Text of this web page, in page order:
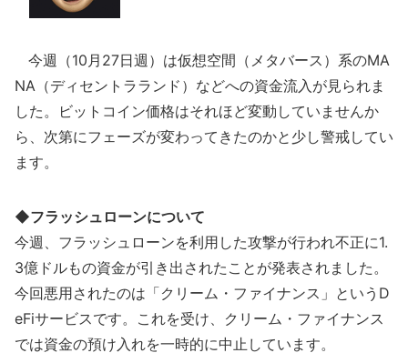
今週（10月27日週）は仮想空間（メタバース）系のMA
NA（ディセントラランド）などへの資金流入が見られま
した。ビットコイン価格はそれほど変動していませんか
ら、次第にフェーズが変わってきたのかと少し警戒してい
ます。
◆フラッシュローンについて
今週、フラッシュローンを利用した攻撃が行われ不正に1.
3億ドルもの資金が引き出されたことが発表されました。
今回悪用されたのは「クリーム・ファイナンス」というD
eFiサービスです。これを受け、クリーム・ファイナンス
では資金の預け入れを一時的に中止しています。